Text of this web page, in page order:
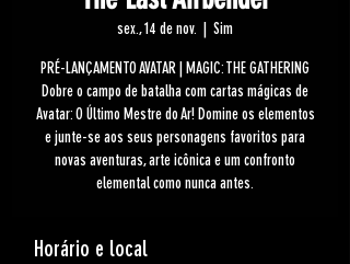
sex., 14 de nov. Sim
PRÉ-LANÇAMENTO AVATAR | MAGIC: THE GATHERING
Dobre o campo de batalha com cartas mágicas de
Avatar: O Último Mestre do Ar! Domine os elementos
e junte-se aos seus personagens favoritos para
novas aventuras, arte icônica e um confronto
elemental como nunca antes.
Horário e local